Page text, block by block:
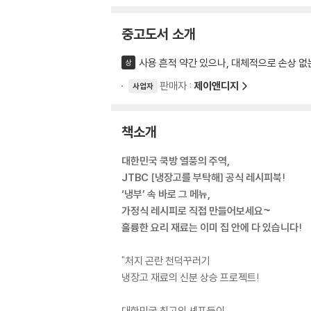
중고도서 소개
상 사용 흔적 약간 있으나, 대체적으로 손상 없
사업자 판매자 : 제이앤디지
책소개
대한민국 쿡방 열풍의 주역,
JTBC [냉장고를 부탁해] 공식 레시피북!
‘냉부’ 속 바로 그 메뉴,
가정식 레시피로 직접 만들어보세요~
훌륭한 요리 재료는 이미 집 안에 다 있습니다!
"처지 곤란 천덕꾸러기
냉장고 재료의 신분 상승 프로젝트!